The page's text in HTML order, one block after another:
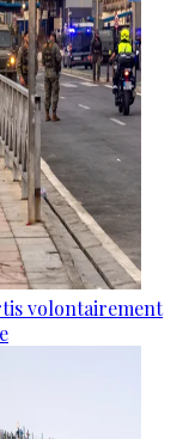
volontairement